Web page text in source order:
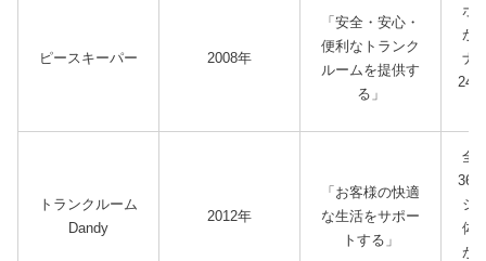
ピースキーパー 2008年
「安全・安心・
便利なトランク
ルームを提供す
る」
ボ
が
ナ
24
トランクルーム
Dandy
2012年
「お客様の快適
な生活をサポー
トする」
全
365
シ
体
が